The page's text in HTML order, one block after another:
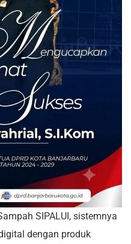
SIPALUI, sistemnya
dengan produk